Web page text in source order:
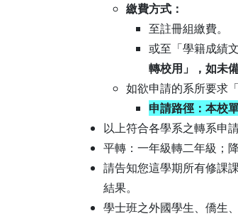
繳費方式：
至註冊組繳費。
或至「學籍成績
轉校用」，如未
如欲申請的系所要求「
申請路徑：本校
以上符合各學系之轉系申
平轉：一年級轉二年級；
請告知您這學期所有修課
結果。
學士班之外國學生、僑生